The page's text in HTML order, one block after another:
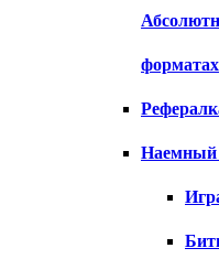
форматах
Наемный